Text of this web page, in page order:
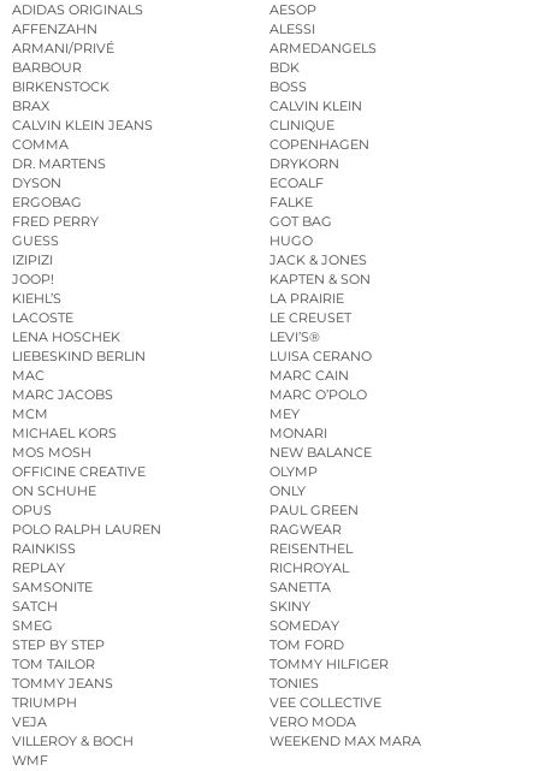
ADIDAS ORIGINALS
AESOP
AFFENZAHN
ALESSI
ARMANI/PRIVÉ
ARMEDANGELS
BARBOUR
BDK
BIRKENSTOCK
BOSS
BRAX
CALVIN KLEIN
CALVIN KLEIN JEANS
CLINIQUE
COMMA
COPENHAGEN
DR. MARTENS
DRYKORN
DYSON
ECOALF
ERGOBAG
FALKE
FRED PERRY
GOT BAG
GUESS
HUGO
IZIPIZI
JACK & JONES
JOOP!
KAPTEN & SON
KIEHL’S
LA PRAIRIE
LACOSTE
LE CREUSET
LENA HOSCHEK
LEVI’S®
LIEBESKIND BERLIN
LUISA CERANO
MAC
MARC CAIN
MARC JACOBS
MARC O’POLO
MCM
MEY
MICHAEL KORS
MONARI
MOS MOSH
NEW BALANCE
OFFICINE CREATIVE
OLYMP
ON SCHUHE
ONLY
OPUS
PAUL GREEN
POLO RALPH LAUREN
RAGWEAR
RAINKISS
REISENTHEL
REPLAY
RICHROYAL
SAMSONITE
SANETTA
SATCH
SKINY
SMEG
SOMEDAY
STEP BY STEP
TOM FORD
TOM TAILOR
TOMMY HILFIGER
TOMMY JEANS
TONIES
TRIUMPH
VEE COLLECTIVE
VEJA
VERO MODA
VILLEROY & BOCH
WEEKEND MAX MARA
WMF